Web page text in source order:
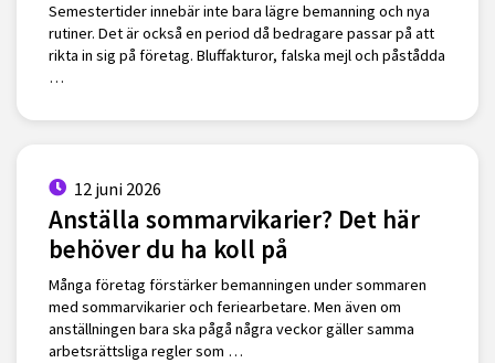
Semestertider innebär inte bara lägre bemanning och nya
rutiner. Det är också en period då bedragare passar på att
rikta in sig på företag. Bluffakturor, falska mejl och påstådda
…
12 juni 2026
Anställa sommarvikarier? Det här
behöver du ha koll på
Många företag förstärker bemanningen under sommaren
med sommarvikarier och feriearbetare. Men även om
anställningen bara ska pågå några veckor gäller samma
arbetsrättsliga regler som …